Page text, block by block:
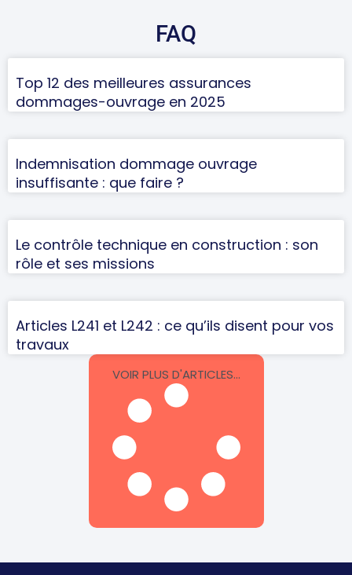
FAQ
Top 12 des meilleures assurances
dommages-ouvrage en 2025
Indemnisation dommage ouvrage
insuffisante : que faire ?
Le contrôle technique en construction : son
rôle et ses missions
Articles L241 et L242 : ce qu’ils disent pour vos
travaux
VOIR PLUS D'ARTICLES...